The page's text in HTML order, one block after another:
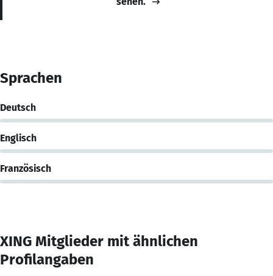
Sprachen
Deutsch
Englisch
Französisch
XING Mitglieder mit ähnlichen
Profilangaben